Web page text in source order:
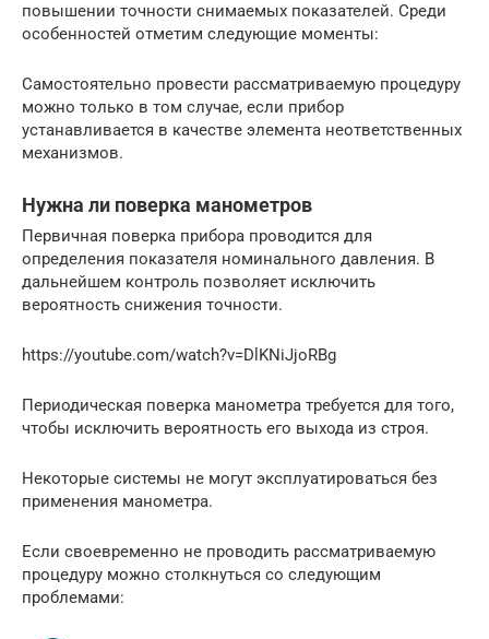
повышении точности снимаемых показателей. Среди
особенностей отметим следующие моменты:
Самостоятельно провести рассматриваемую процедуру
можно только в том случае, если прибор
устанавливается в качестве элемента неответственных
механизмов.
Нужна ли поверка манометров
Первичная поверка прибора проводится для
определения показателя номинального давления. В
дальнейшем контроль позволяет исключить
вероятность снижения точности.
https://youtube.com/watch?v=DlKNiJjoRBg
Периодическая поверка манометра требуется для того,
чтобы исключить вероятность его выхода из строя.
Некоторые системы не могут эксплуатироваться без
применения манометра.
Если своевременно не проводить рассматриваемую
процедуру можно столкнуться со следующим
проблемами: